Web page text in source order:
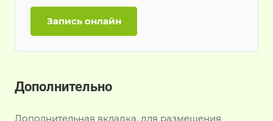
Запись онлайн
Дополнительно
Дополнительная вкладка, для размещения